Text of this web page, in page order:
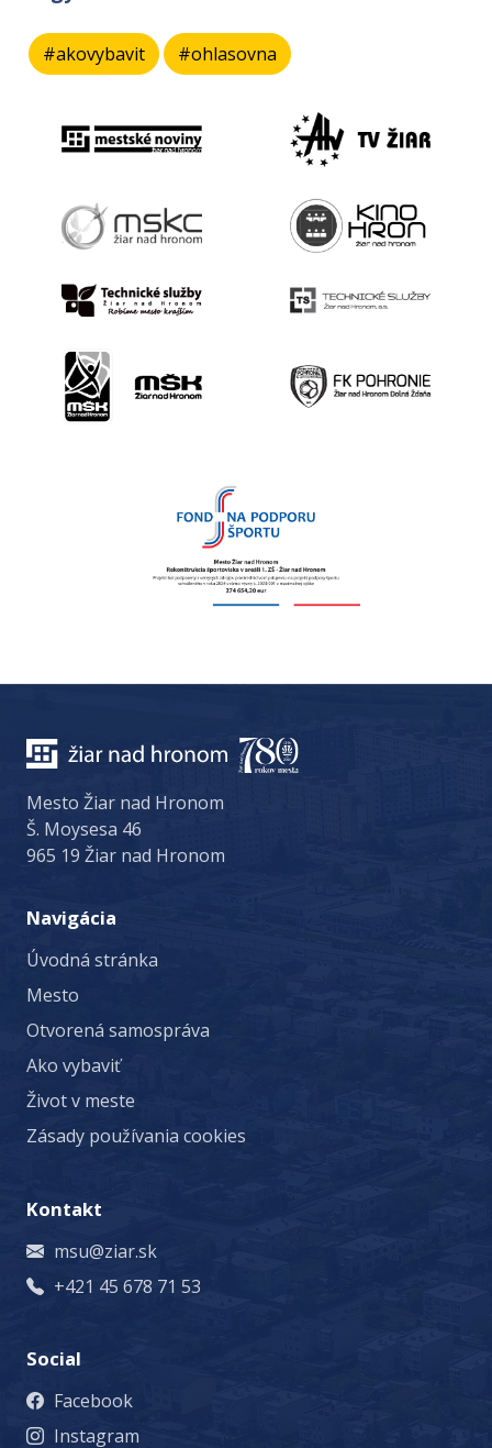
#akovybavit #ohlasovna
Mesto Žiar nad Hronom
Š. Moysesa 46
965 19 Žiar nad Hronom
Navigácia
Úvodná stránka
Mesto
Otvorená samospráva
Ako vybaviť
Život v meste
Zásady používania cookies
Kontakt
msu@ziar.sk
+421 45 678 71 53
Social
Facebook
Instagram